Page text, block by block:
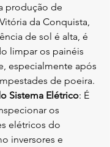
produção de
da Conquista,
de sol é alta, é
limpar os painéis
especialmente após
de poeira.
Sistema Elétrico: É
os
elétricos do
inversores e